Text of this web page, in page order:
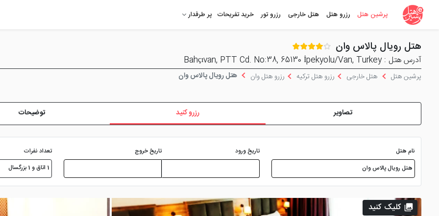
پرشین هتل رزرو هتل هتل خارجی رزرو تور خرید تفریحات پر طرفدار
هتل رویال پالاس وان
آدرس هتل : Bahçıvan, PTT Cd. No:38, 65130 İpekyolu/Van, Turkey
پرشین هتل هتل خارجی رزرو هتل ترکیه رزرو هتل وان هتل رویال پالاس وان
تصاویر رزرو کنید توضیحات
نام هتل تاریخ ورود تاریخ خروج
تعداد نفرات
1 اتاق و 1 بزرگسال
کلیک کنید